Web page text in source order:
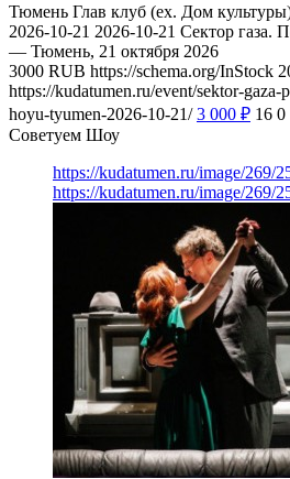
Тюмень Глав клуб (ex. Дом
2026-10-21 2026-10-21 Сектор
— Тюмень, 21 октября 2026
3000 RUB https://schema.org/InStock
https://kudatumen.ru/event/sektor-
hoyu-tyumen-2026-10-21/ 3 000 ₽ 16 0
Советуем Шоу
https://kudatumen.ru/image/269/
https://kudatumen.ru/image/269/